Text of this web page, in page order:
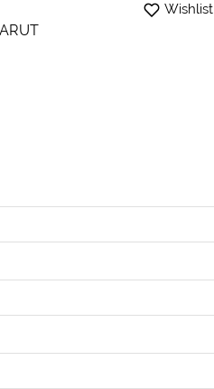
Wishlist